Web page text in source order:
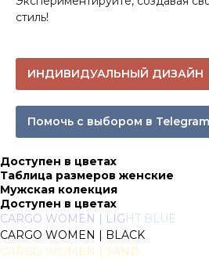
стиль!
ИНДИВИДУАЛЬНЫЙ ДИЗАЙН
Помочь с выбором в Telegram
Доступен в цветах
Таблица размеров женские
Мужская колекция
Доступен в цветах
CARGO WOMEN | LIGHT BLUE
CARGO WOMEN | BLACK
CARGO WOMEN | SAND